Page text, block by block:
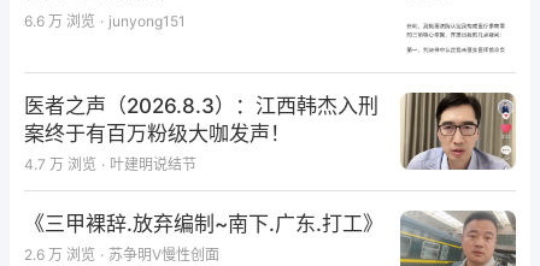
6.6 万 浏览 · junyong151
医者之声（2026.8.3）：江西韩杰入刑
案终于有百万粉级大咖发声！
4.7 万 浏览 · 叶建明说结节
《三甲裸辞.放弃编制~南下.广东.打工》
2.6 万 浏览 · 苏争明V慢性创面